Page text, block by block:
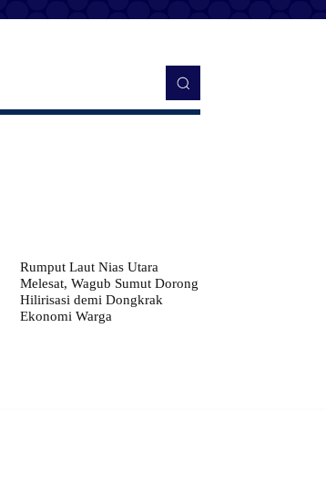
Rumput Laut Nias Utara
Melesat, Wagub Sumut Dorong
Hilirisasi demi Dongkrak
Ekonomi Warga